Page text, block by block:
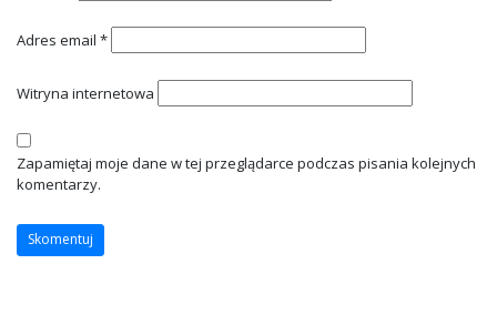
Adres email *
Witryna internetowa
Zapamiętaj moje dane w tej przeglądarce podczas pisania kolejnych
komentarzy.